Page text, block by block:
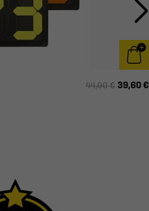
44,00 € 39,60 €